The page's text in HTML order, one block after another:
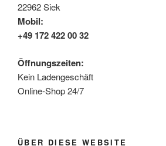
22962 Siek
Mobil:
+49 172 422 00 32
Öffnungszeiten:
Kein Ladengeschäft
Online-Shop 24/7
ÜBER DIESE WEBSITE